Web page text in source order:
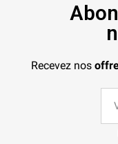
Recevez nos